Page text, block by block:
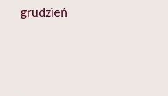
grudzień